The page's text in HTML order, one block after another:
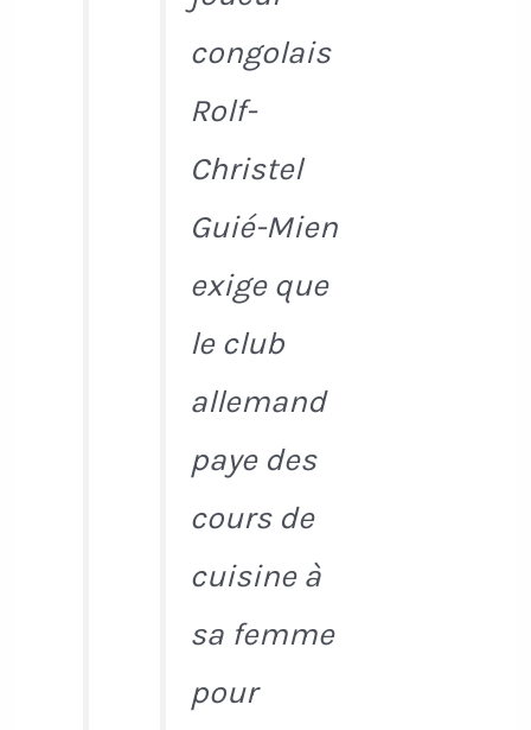
congolais
Rolf-
Christel
Guié-Mien
exige que
le club
allemand
paye des
cours de
cuisine à
sa femme
pour